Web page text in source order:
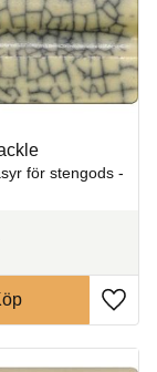
för stengods -
Lägg